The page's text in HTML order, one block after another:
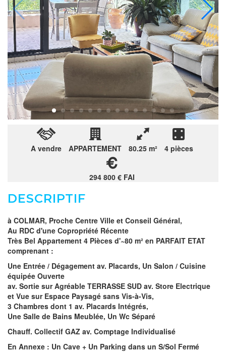
A vendre APPARTEMENT 80.25 m² 4 pièces
294 800 € FAI
DESCRIPTIF
à COLMAR, Proche Centre Ville et Conseil Général,
Au RDC d'une Copropriété Récente
Très Bel Appartement 4 Pièces d'~80 m² en PARFAIT ETAT
comprenant :
Une Entrée / Dégagement av. Placards, Un Salon / Cuisine
équipée Ouverte
av. Sortie sur Agréable TERRASSE SUD av. Store Electrique
et Vue sur Espace Paysagé sans Vis-à-Vis,
3 Chambres dont 1 av. Placards Intégrés,
Une Salle de Bains Meublée, Un Wc Séparé
Chauff. Collectif GAZ av. Comptage Individualisé
En Annexe : Un Cave + Un Parking dans un S/Sol Fermé